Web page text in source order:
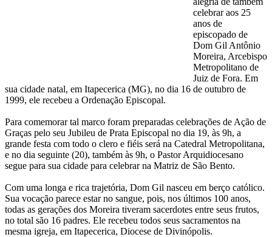
celebrar aos 25
anos de
episcopado de
Dom Gil Antônio
Moreira, Arcebispo
Metropolitano de
Juiz de Fora. Em
sua cidade natal, em Itapecerica (MG), no dia 16 de outubro de
1999, ele recebeu a Ordenação Episcopal.
Para comemorar tal marco foram preparadas celebrações de Ação de
Graças pelo seu Jubileu de Prata Episcopal no dia 19, às 9h, a
grande festa com todo o clero e fiéis será na Catedral Metropolitana,
e no dia seguinte (20), também às 9h, o Pastor Arquidiocesano
segue para sua cidade para celebrar na Matriz de São Bento.
Com uma longa e rica trajetória, Dom Gil nasceu em berço católico.
Sua vocação parece estar no sangue, pois, nos últimos 100 anos,
todas as gerações dos Moreira tiveram sacerdotes entre seus frutos,
no total são 16 padres. Ele recebeu todos seus sacramentos na
mesma igreja, em Itapecerica, Diocese de Divinópolis.